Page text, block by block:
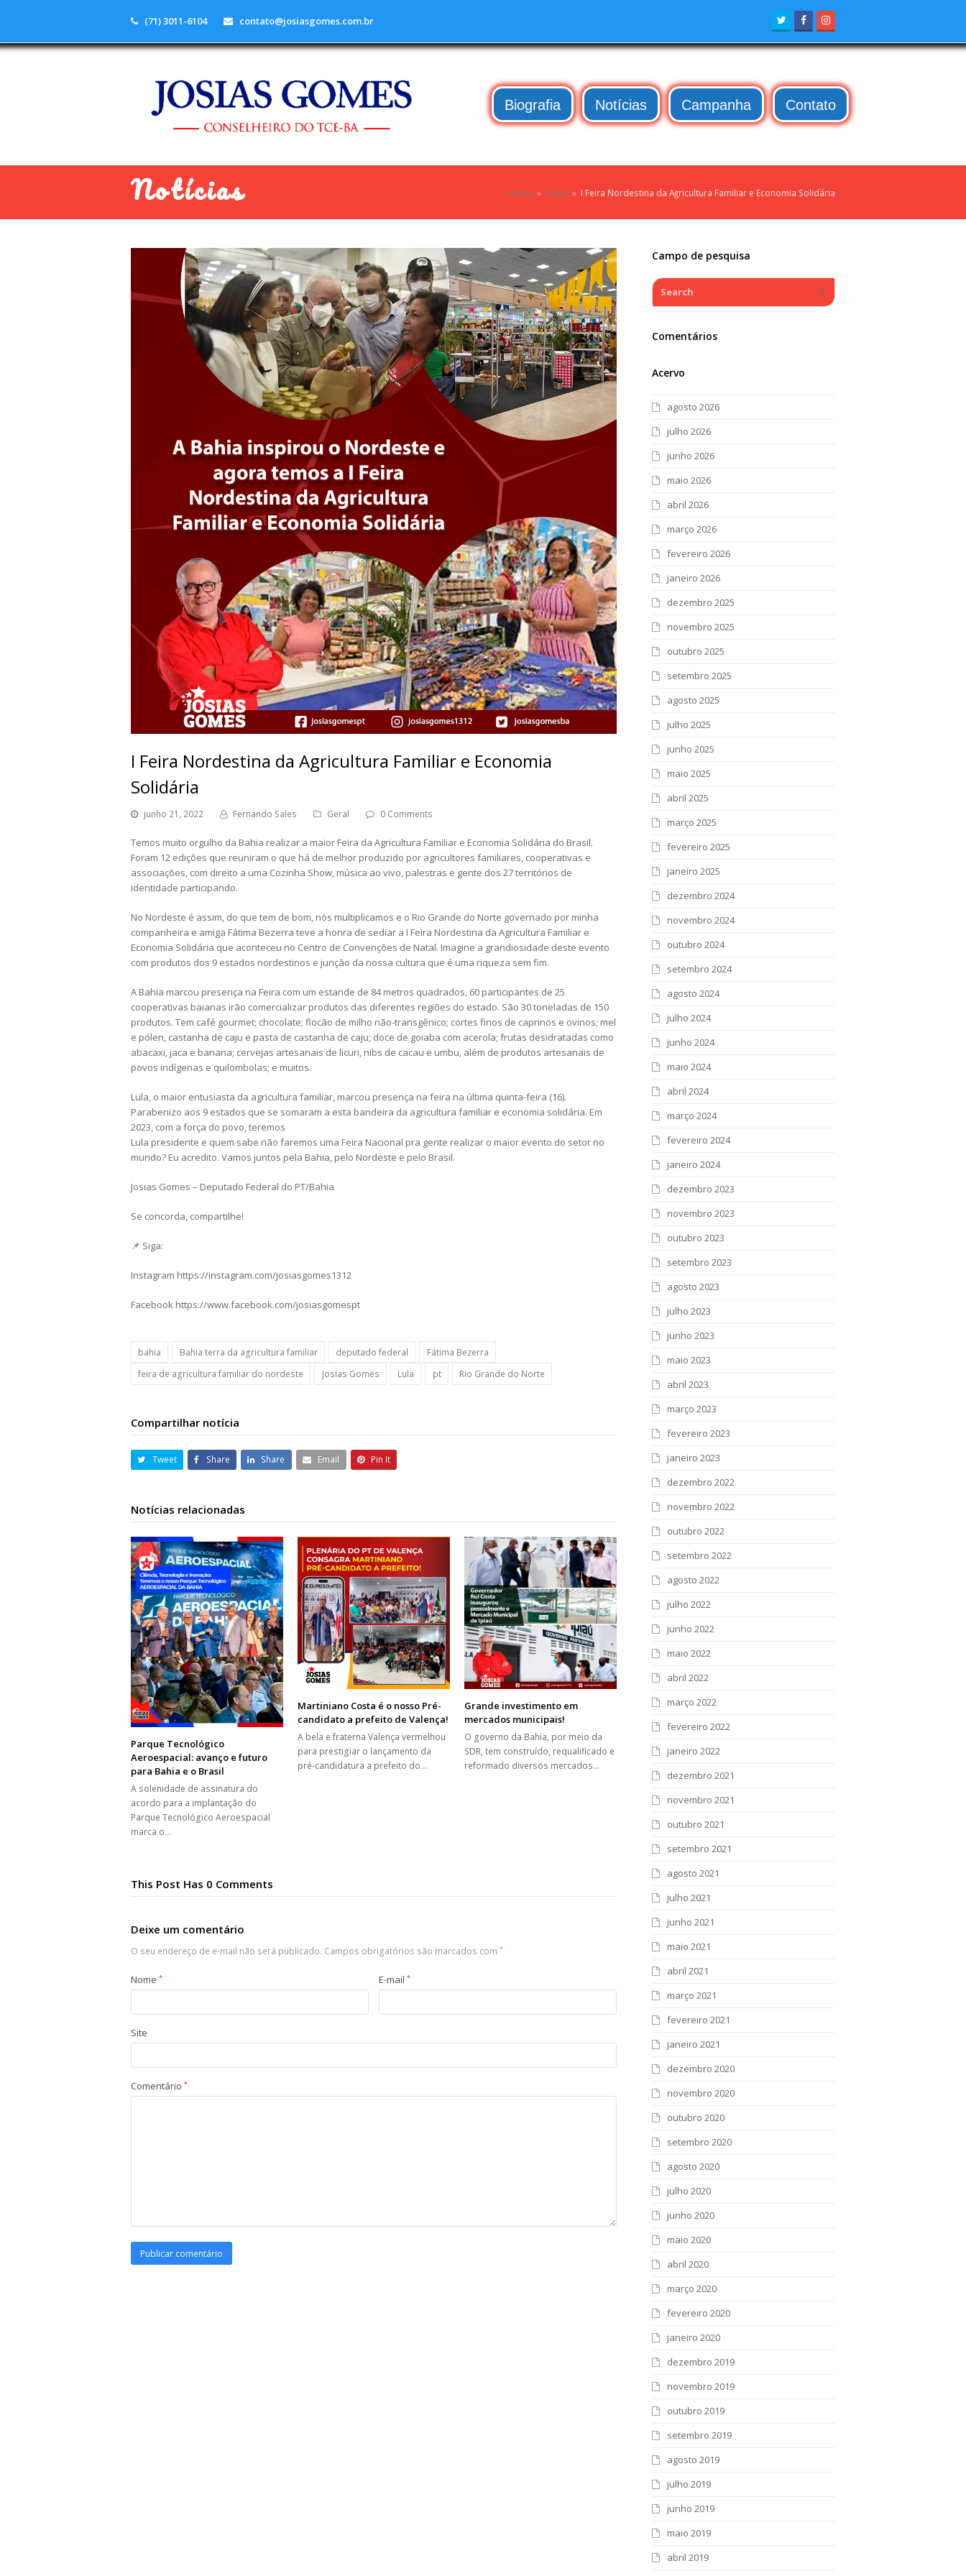
(71) 3011-6104 contato@josiasgomes.com.br TwitterFacebook
Biografia Notícias Campanha Contato
Notícias Home » Geral » I Feira Nordestina da Agricultura Familiar e Economia Solidária
I Feira Nordestina da Agricultura Familiar e Economia
Solidária
junho 21, 2022 Fernando Sales Geral 0 Comments
Temos muito orgulho da Bahia realizar a maior Feira da Agricultura Familiar e Economia Solidária do Brasil.
Foram 12 edições que reuniram o que há de melhor produzido por agricultores familiares, cooperativas e
associações, com direito a uma Cozinha Show, música ao vivo, palestras e gente dos 27 territórios de
identidade participando.
No Nordeste é assim, do que tem de bom, nós multiplicamos e o Rio Grande do Norte governado por minha
companheira e amiga Fátima Bezerra teve a honra de sediar a I Feira Nordestina da Agricultura Familiar e
Economia Solidária que aconteceu no Centro de Convenções de Natal. Imagine a grandiosidade deste evento
com produtos dos 9 estados nordestinos e junção da nossa cultura que é uma riqueza sem fim.
A Bahia marcou presença na Feira com um estande de 84 metros quadrados, 60 participantes de 25
cooperativas baianas irão comercializar produtos das diferentes regiões do estado. São 30 toneladas de 150
produtos. Tem café gourmet; chocolate; flocão de milho não-transgênico; cortes finos de caprinos e ovinos; mel
e pólen, castanha de caju e pasta de castanha de caju; doce de goiaba com acerola; frutas desidratadas como
abacaxi, jaca e banana; cervejas artesanais de licuri, nibs de cacau e umbu, além de produtos artesanais de
povos indígenas e quilombolas; e muitos.
Lula, o maior entusiasta da agricultura familiar, marcou presença na feira na última quinta-feira (16).
Parabenizo aos 9 estados que se somaram a esta bandeira da agricultura familiar e economia solidária. Em
2023, com a força do povo, teremos
Lula presidente e quem sabe não faremos uma Feira Nacional pra gente realizar o maior evento do setor no
mundo? Eu acredito. Vamos juntos pela Bahia, pelo Nordeste e pelo Brasil.
Josias Gomes – Deputado Federal do PT/Bahia
Se concorda, compartilhe!
📌 Siga:
Instagram https://instagram.com/josiasgomes1312
Facebook https://www.facebook.com/josiasgomespt
bahia Bahia terra da agricultura familiar deputado federal
Fátima Bezerra
feira de agricultura familiar do nordeste
Josias Gomes Lula pt Rio Grande do Norte
Compartilhar notícia
Tweet Share Share Email Pin It
Notícias relacionadas
Parque Tecnológico
Aeroespacial: avanço e futuro
para Bahia e o Brasil
A solenidade de assinatura do
acordo para a implantação do
Parque Tecnológico Aeroespacial
marca o…
Martiniano Costa é o nosso Pré-
candidato a prefeito de Valença!
A bela e fraterna Valença vermelhou
para prestigiar o lançamento da
pré-candidatura a prefeito do…
Grande investimento em
mercados municipais!
O governo da Bahia, por meio da
SDR, tem construído, requalificado e
reformado diversos mercados…
This Post Has 0 Comments
Deixe um comentário
O seu endereço de e-mail não será publicado. Campos obrigatórios são marcados com *
Nome * E-mail *
Site
Comentário *
Campo de pesquisa
Search
Comentários
Acervo
agosto 2026
julho 2026
junho 2026
maio 2026
abril 2026
março 2026
fevereiro 2026
janeiro 2026
dezembro 2025
novembro 2025
outubro 2025
setembro 2025
agosto 2025
julho 2025
junho 2025
maio 2025
abril 2025
março 2025
fevereiro 2025
janeiro 2025
dezembro 2024
novembro 2024
outubro 2024
setembro 2024
agosto 2024
julho 2024
junho 2024
maio 2024
abril 2024
março 2024
fevereiro 2024
janeiro 2024
dezembro 2023
novembro 2023
outubro 2023
setembro 2023
agosto 2023
julho 2023
junho 2023
maio 2023
abril 2023
março 2023
fevereiro 2023
janeiro 2023
dezembro 2022
novembro 2022
outubro 2022
setembro 2022
agosto 2022
julho 2022
junho 2022
maio 2022
abril 2022
março 2022
fevereiro 2022
janeiro 2022
dezembro 2021
novembro 2021
outubro 2021
setembro 2021
agosto 2021
julho 2021
junho 2021
maio 2021
abril 2021
março 2021
fevereiro 2021
janeiro 2021
dezembro 2020
novembro 2020
outubro 2020
setembro 2020
agosto 2020
julho 2020
junho 2020
maio 2020
abril 2020
março 2020
fevereiro 2020
janeiro 2020
dezembro 2019
novembro 2019
outubro 2019
setembro 2019
agosto 2019
julho 2019
junho 2019
maio 2019
abril 2019